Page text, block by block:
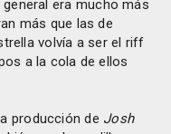
era mucho más
más que las de
volvía a ser el riff
a la cola de ellos
producción de Josh